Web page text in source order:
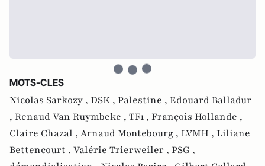
MOTS-CLES
Nicolas Sarkozy , DSK , Palestine , Edouard Balladur
, Renaud Van Ruymbeke , TF1 , François Hollande ,
Claire Chazal , Arnaud Montebourg , LVMH , Liliane
Bettencourt , Valérie Trierweiler , PSG ,